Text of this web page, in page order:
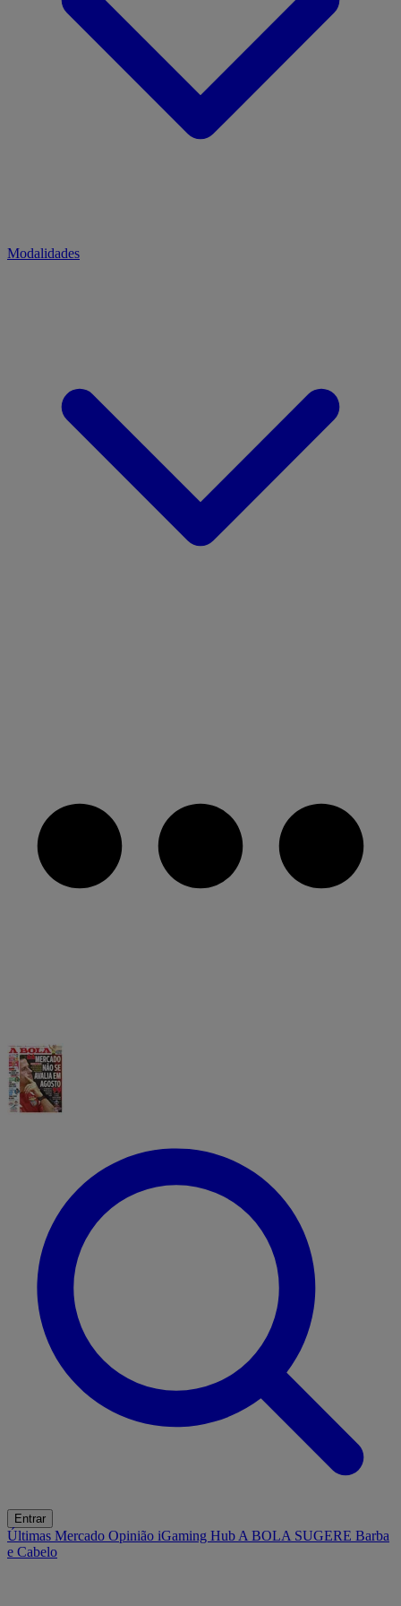
Modalidades
Entrar
Últimas Mercado Opinião iGaming Hub A BOLA SUGERE Barba
e Cabelo